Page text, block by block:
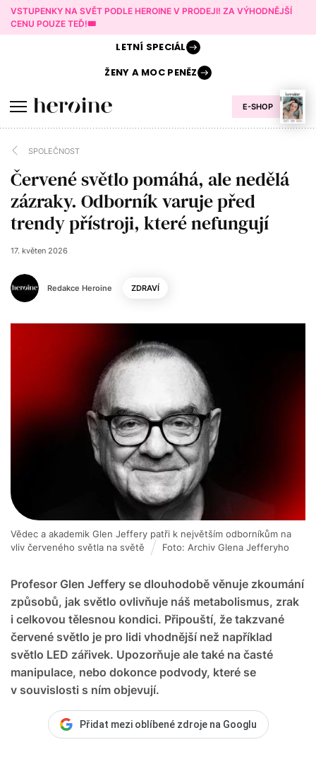
VSTUPENKY NA SVĚT PODLE HEROINE V PRODEJI! ZA VÝHODNĚJŠÍ
CENU POUZE TEĎ!🎟️
E-SHOP
LETNÍ SPECIÁL
ŽENY AMOC PENĚZ
SPOLEČNOST
Červené světlo pomáhá, ale nedělá
zázraky. Odborník varuje před
trendy přístroji, které nefungují
Redakce Heroine
17. květen 2026
ZDRAVÍ
Profesor Glen Jeffery se dlouhodobě věnuje zkoumání
způsobů, jak světlo ovlivňuje náš metabolismus, zrak
i celkovou tělesnou kondici. Připouští, že takzvané
červené světlo je pro lidi vhodnější než například
světlo LED zářivek. Upozorňuje ale také na časté
manipulace, nebo dokonce podvody, které se
v souvislosti s ním objevují.
Vědec a akademik Glen Jeffery patři k největším odborníkům na
vliv červeného světla na světě
Foto: Archiv Glena Jefferyho
Přidat mezi oblíbené zdroje na Googlu